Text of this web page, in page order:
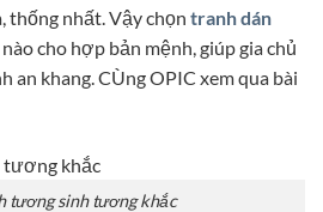
thống nhất. Vậy chọn tranh dán
cho hợp bản mệnh, giúp gia chủ
an khang. CÙng OPIC xem qua bài
tương sinh tương khắc